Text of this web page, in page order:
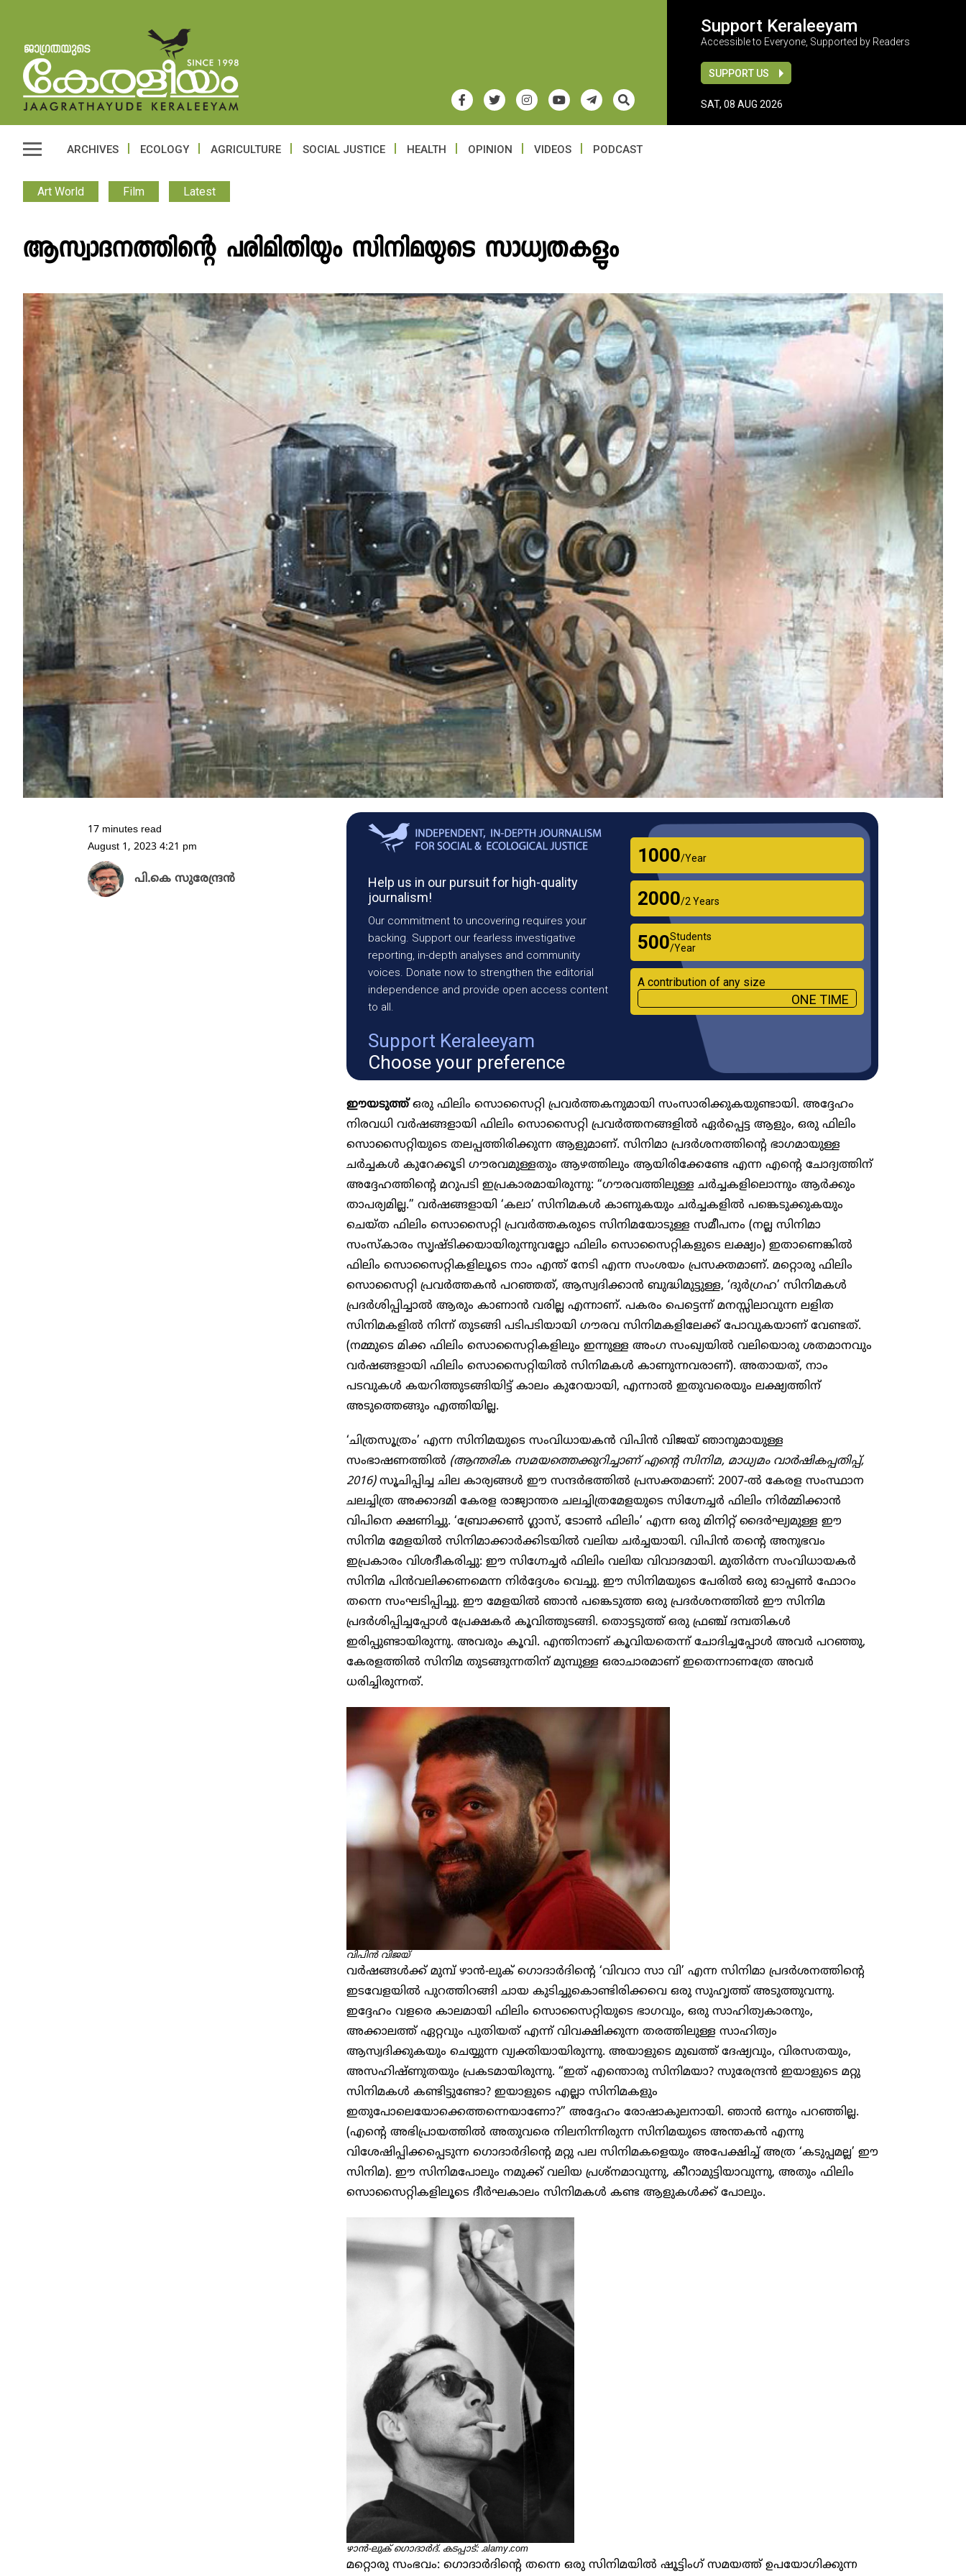
Support Keraleeyam
Accessible to Everyone, Supported by Readers
SUPPORT US
SAT, 08 AUG 2026
ARCHIVES ECOLOGY AGRICULTURE SOCIAL JUSTICE HEALTH OPINION VIDEOS PODCAST
Art World Film Latest
ആസ്വാദനത്തിന്റെ പരിമിതിയും സിനിമയുടെ സാധ്യതകളും
Help us in our pursuit for high-quality
journalism!
Our commitment to uncovering requires your
backing. Support our fearless investigative
reporting, in-depth analyses and community
voices. Donate now to strengthen the editorial
independence and provide open access content
to all.
Support Keraleeyam
Choose your preference
₹1000/Year
₹2000/2 Years
₹500Students
/Year
A contribution of any size
ONE TIME
ഈയടുത്ത്ഒരു ഫിലിം സൊസൈറ്റി പ്രവര്‍ത്തകനുമായി സംസാരിക്കുകയുണ്ടായി. അദ്ദേഹം
നിരവധി വര്‍ഷങ്ങളായി ഫിലിം സൊസൈറ്റി പ്രവര്‍ത്തനങ്ങളിൽ ഏര്‍പ്പെട്ട ആളും, ഒരു ഫിലിം
സൊസൈറ്റിയുടെ തലപ്പത്തിരിക്കുന്ന ആളുമാണ്. സിനിമാ പ്രദര്‍ശനത്തിന്റെ ഭാഗമായുള്ള
ചര്‍ച്ചകൾ കുറേക്കൂടി ​ഗൗരവമുള്ളതും ആഴത്തിലും ആയിരിക്കേണ്ടേ എന്ന എന്റെ ചോദ്യത്തിന്
അദ്ദേഹത്തിന്റെ മറുപടി ഇപ്രകാരമായിരുന്നു: “ഗൗരവത്തിലുള്ള ചര്‍ച്ചകളിലൊന്നും ആര്‍ക്കും
താപര്യമില്ല.” വര്‍ഷങ്ങളായി ‘കലാ’ സിനിമകള്‍ കാണുകയും ചര്‍ച്ചകളിൽ പങ്കെടുക്കുകയും
ചെയ്ത ഫിലിം സൊസൈറ്റി പ്രവര്‍ത്തകരുടെ സിനിമയോടുള്ള സമീപനം (നല്ല സിനിമാ
സംസ്കാരം സൃഷ്ടിക്കയായിരുന്നുവല്ലോ ഫിലിം സൊസൈറ്റികളുടെ ലക്ഷ്യം) ഇതാണെങ്കില്‍
ഫിലിം സൊസൈറ്റികളിലൂടെ നാം എന്ത് നേടി എന്ന സംശയം പ്രസക്തമാണ്. മറ്റൊരു ഫിലിം
സൊസൈറ്റി പ്രവര്‍ത്തകൻ പറഞ്ഞത്, ആസ്വദിക്കാന്‍ ബുദ്ധിമുട്ടുള്ള, ‘ദുര്‍ഗ്രഹ’ സിനിമകള്‍
പ്രദര്‍ശിപ്പിച്ചാൽ ആരും കാണാന്‍ വരില്ല എന്നാണ്. പകരം പെട്ടെന്ന് മനസ്സിലാവുന്ന ലളിത
സിനിമകളില്‍ നിന്ന് തുടങ്ങി പടിപടിയായി ​ഗൗരവ സിനിമകളിലേക്ക് പോവുകയാണ് വേണ്ടത്.
(നമ്മുടെ മിക്ക ഫിലിം സൊസൈറ്റികളിലും ഇന്നുള്ള അംഗ സംഖ്യയില്‍ വലിയൊരു ശതമാനവും
വര്‍ഷങ്ങളായി ഫിലിം സൊസൈറ്റിയില്‍ സിനിമകൾ കാണുന്നവരാണ്). അതായത്, നാം
പടവുകള്‍ കയറിത്തുടങ്ങിയിട്ട് കാലം കുറേയായി, എന്നാൽ ഇതുവരെയും ലക്ഷ്യത്തിന്
അടുത്തെങ്ങും എത്തിയില്ല.
‘ചിത്രസൂത്രം’ എന്ന സിനിമയുടെ സംവിധായകന്‍ വിപിൻ വിജയ്‌ ഞാനുമായുള്ള
സംഭാഷണത്തില്‍ (ആന്തരിക സമയത്തെക്കുറിച്ചാണ് എന്റെ സിനിമ, മാധ്യമം വാര്‍ഷികപ്പതിപ്പ്,
2016) സൂചിപ്പിച്ച ചില കാര്യങ്ങള്‍ ഈ സന്ദര്‍ഭത്തിൽ പ്രസക്തമാണ്: 2007-ൽ കേരള സംസ്ഥാന
ചലച്ചിത്ര അക്കാദമി കേരള രാജ്യാന്തര ചലച്ചിത്രമേളയുടെ സിഗ്നേച്ചർ ഫിലിം നിർമ്മിക്കാൻ
വിപിനെ ക്ഷണിച്ചു. ‘ബ്രോക്കൺ ഗ്ലാസ്, ടോൺ ഫിലിം’ എന്ന ഒരു മിനിറ്റ് ദൈർഘ്യമുള്ള ഈ
സിനിമ മേളയില്‍ സിനിമാക്കാർക്കിടയിൽ വലിയ ചര്‍ച്ചയായി. വിപിന്‍ തന്റെ അനുഭവം
ഇപ്രകാരം വിശദീകരിച്ചു: ഈ സിഗ്നേച്ചർ ഫിലിം വലിയ വിവാദമായി. മുതിര്‍ന്ന സംവിധായകര്‍
സിനിമ പിന്‍വലിക്കണമെന്ന നിര്‍ദ്ദേശം വെച്ചു. ഈ സിനിമയുടെ പേരില്‍ ഒരു ഓപ്പണ്‍ ഫോറം
തന്നെ സംഘടിപ്പിച്ചു. ഈ മേളയില്‍ ഞാന്‍ പങ്കെടുത്ത ഒരു പ്രദര്‍ശനത്തിൽ ഈ സിനിമ
പ്രദര്‍ശിപ്പിച്ചപ്പോൾ പ്രേക്ഷകര്‍ കൂവിത്തുടങ്ങി. തൊട്ടടുത്ത് ഒരു ഫ്രഞ്ച് ദമ്പതികള്‍
ഇരിപ്പുണ്ടായിരുന്നു. അവരും കൂവി. എന്തിനാണ് കൂവിയതെന്ന് ചോദിച്ചപ്പോള്‍ അവർ പറഞ്ഞു,
കേരളത്തിൽ സിനിമ തുടങ്ങുന്നതിന് മുമ്പുള്ള ഒരാചാരമാണ് ഇതെന്നാണത്രേ അവര്‍
ധരിച്ചിരുന്നത്.
വിപിൻ വിജയ്
വര്‍ഷങ്ങള്‍ക്ക് മുമ്പ് ഴാന്‍-ലുക് ഗൊദാര്‍ദിന്റെ ‘വിവറാ സാ വി’ എന്ന സിനിമാ പ്രദര്‍ശനത്തിന്റെ
ഇടവേളയിൽ പുറത്തിറങ്ങി ചായ കുടിച്ചുകൊണ്ടിരിക്കവെ ഒരു സുഹൃത്ത് അടുത്തുവന്നു.
ഇദ്ദേഹം വളരെ കാലമായി ഫിലിം സൊസൈറ്റിയുടെ ഭാഗവും, ഒരു സാഹിത്യകാരനും,
അക്കാലത്ത് ഏറ്റവും പുതിയത് എന്ന് വിവക്ഷിക്കുന്ന തരത്തിലുള്ള സാഹിത്യം
ആസ്വദിക്കുകയും ചെയ്യുന്ന വ്യക്തിയായിരുന്നു. അയാളുടെ മുഖത്ത് ദേഷ്യവും, വിരസതയും,
അസഹിഷ്ണുതയും പ്രകടമായിരുന്നു. “ഇത് എന്തൊരു സിനിമയാ? സുരേന്ദ്രന്‍ ഇയാളുടെ മറ്റു
സിനിമകൾ കണ്ടിട്ടുണ്ടോ? ഇയാളുടെ എല്ലാ സിനിമകളും
ഇതുപോലെയോക്കെത്തന്നെയാണോ?” അദ്ദേഹം രോഷാകുലനായി. ഞാന്‍ ഒന്നും പറഞ്ഞില്ല.
(എന്റെ അഭിപ്രായത്തില്‍ അതുവരെ നിലനിന്നിരുന്ന സിനിമയുടെ അന്തകന്‍ എന്നു
വിശേഷിപ്പിക്കപ്പെടുന്ന ഗൊദാര്‍ദിന്റെ മറ്റു പല സിനിമകളെയും അപേക്ഷിച്ച് അത്ര ‘കടുപ്പമല്ല’ ഈ
സിനിമ). ഈ സിനിമപോലും നമുക്ക് വലിയ പ്രശ്നമാവുന്നു, കീറാമുട്ടിയാവുന്നു, അതും ഫിലിം
സൊസൈറ്റികളിലൂടെ ദീര്‍ഘകാലം സിനിമകള്‍ കണ്ട ആളുകള്‍ക്ക് പോലും.
ഴാന്‍-ലുക് ഗൊദാര്‍ദ്. കടപ്പാട്: .alamy.com
മറ്റൊരു സംഭവം: ഗൊദാര്‍ദിന്റെ തന്നെ ഒരു സിനിമയില്‍ ഷൂട്ടിംഗ് സമയത്ത് ഉപയോഗിക്കുന്ന
17 minutes read
August 1, 2023 4:21 pm
പി.കെ സുരേന്ദ്രൻ